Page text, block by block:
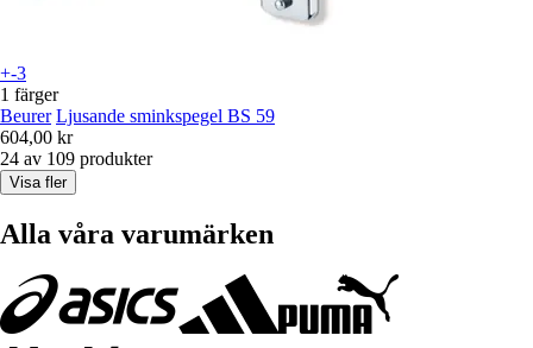
+-3
1 färger
Beurer Ljusande sminkspegel BS 59
604,00 kr
24 av 109 produkter
Visa fler
Alla våra varumärken